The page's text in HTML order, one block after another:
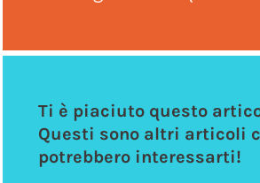
Ti è piaciuto questo
Questi sono altri articoli
potrebbero interessarti!